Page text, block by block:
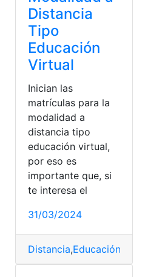
Distancia,fuera,funciones,
Distancia
Tipo
Educación
Virtual
Inician las
matrículas para la
modalidad a
distancia tipo
educación virtual,
por eso es
importante que, si
te interesa el
31/03/2024
Distancia,Educación